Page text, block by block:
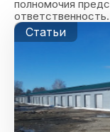
полномочия
ответственность.
Статьи